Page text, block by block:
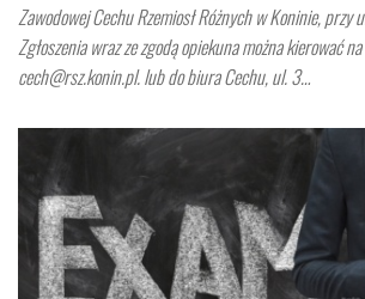
Zawodowej Cechu Rzemiosł Różnych w Koninie, przy
Zgłoszenia wraz ze zgodą opiekuna można kierować
cech@rsz.konin.pl. lub do biura Cechu, ul. 3…